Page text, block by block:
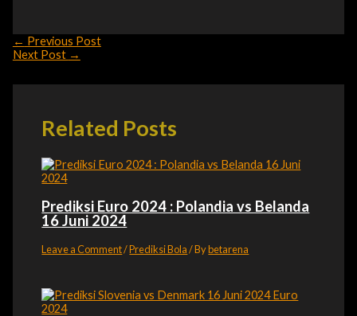
← Previous Post
Next Post →
Related Posts
Prediksi Euro 2024 : Polandia vs Belanda
16 Juni 2024
Leave a Comment/Prediksi Bola/ Bybetarena